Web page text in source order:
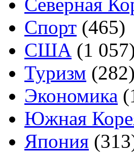
Северная
Спорт (465)
США (1
Туризм (282)
Экономика
Южная
Япония